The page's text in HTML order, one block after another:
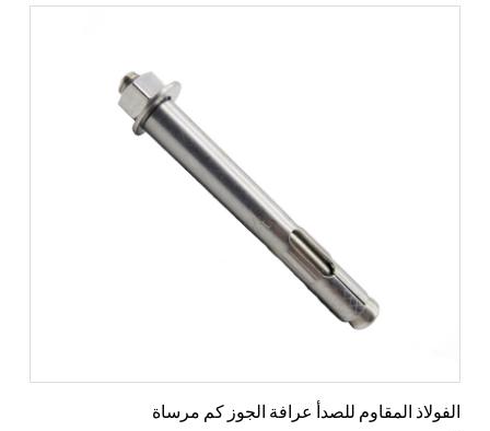
الفولاذ المقاوم للصدأ عرافة الجوز كم مرساة